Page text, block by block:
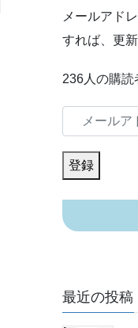
メールアド
すれば、更
236人の購読
ー
ル
レ
登録
最近の投稿